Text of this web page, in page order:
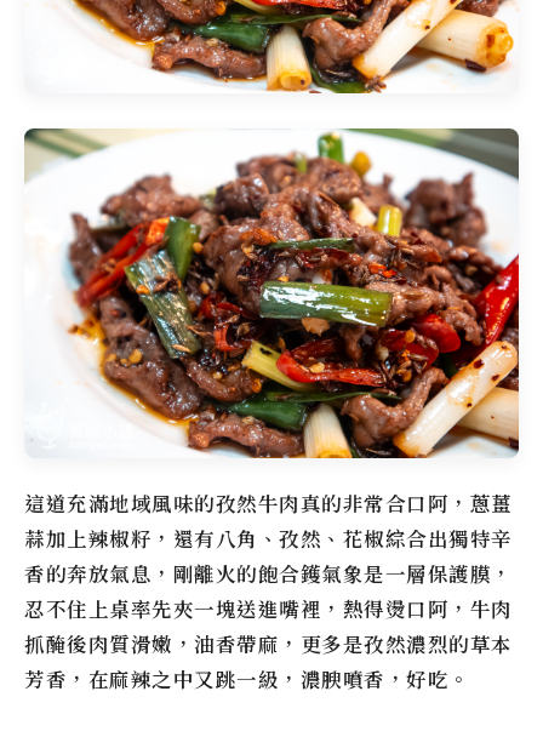
這道充滿地域風味的孜然牛肉真的非常合口阿，蔥薑
蒜加上辣椒籽，還有八角、孜然、花椒綜合出獨特辛
香的奔放氣息，剛離火的飽合鑊氣象是一層保護膜，
忍不住上桌率先夾一塊送進嘴裡，熱得燙口阿，牛肉
抓醃後肉質滑嫩，油香帶麻，更多是孜然濃烈的草本
芳香，在麻辣之中又跳一級，濃腴噴香，好吃。